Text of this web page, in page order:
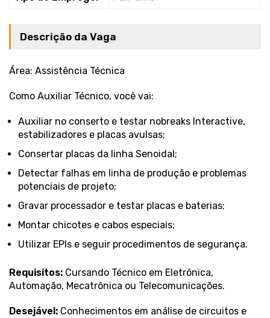
Descrição da Vaga
Área: Assistência Técnica
Como Auxiliar Técnico, você vai:
Auxiliar no conserto e testar nobreaks Interactive,
estabilizadores e placas avulsas;
Consertar placas da linha Senoidal;
Detectar falhas em linha de produção e problemas
potenciais de projeto;
Gravar processador e testar placas e baterias;
Montar chicotes e cabos especiais;
Utilizar EPIs e seguir procedimentos de segurança.
Requisitos: Cursando Técnico em Eletrônica,
Automação, Mecatrônica ou Telecomunicações.
Desejável: Conhecimentos em análise de circuitos e